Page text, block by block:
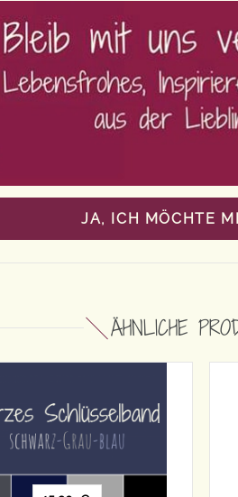
JA, ICH MÖCHTE
ÄHNLICHE